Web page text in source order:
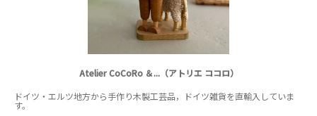
Atelier CoCoRo ＆...（アトリエ ココロ）
ドイツ・エルツ地方から手作り木製工芸品，ドイツ雑貨を直輸入していま
す。